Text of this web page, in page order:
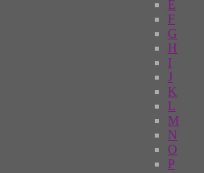
E
F
G
H
I
J
K
L
M
N
O
P